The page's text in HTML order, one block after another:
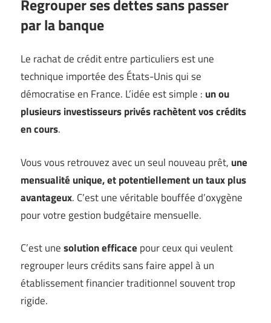
Regrouper ses dettes sans passer
par la banque
Le rachat de crédit entre particuliers est une
technique importée des États-Unis qui se
démocratise en France. L’idée est simple : un ou
plusieurs investisseurs privés rachètent vos crédits
en cours.
Vous vous retrouvez avec un seul nouveau prêt, une
mensualité unique, et potentiellement un taux plus
avantageux. C’est une véritable bouffée d’oxygène
pour votre gestion budgétaire mensuelle.
C’est unesolution efficace pour ceux qui veulent
regrouper leurs crédits sans faire appel à un
établissement financier traditionnel souvent trop
rigide.